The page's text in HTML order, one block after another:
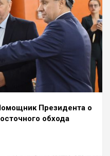
Президента о
обхода